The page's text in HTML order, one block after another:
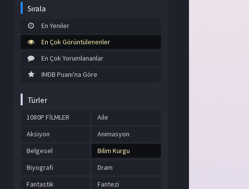
Sırala
En Yeniler
En Çok Görüntülenenler
En Çok Yorumlananlar
IMDB Puanı'na Göre
Türler
1080P FİLMLER
Aile
Aksiyon
Animasyon
Belgesel
Bilim Kurgu
Biyografi
Dram
Fantastik
Fantezi